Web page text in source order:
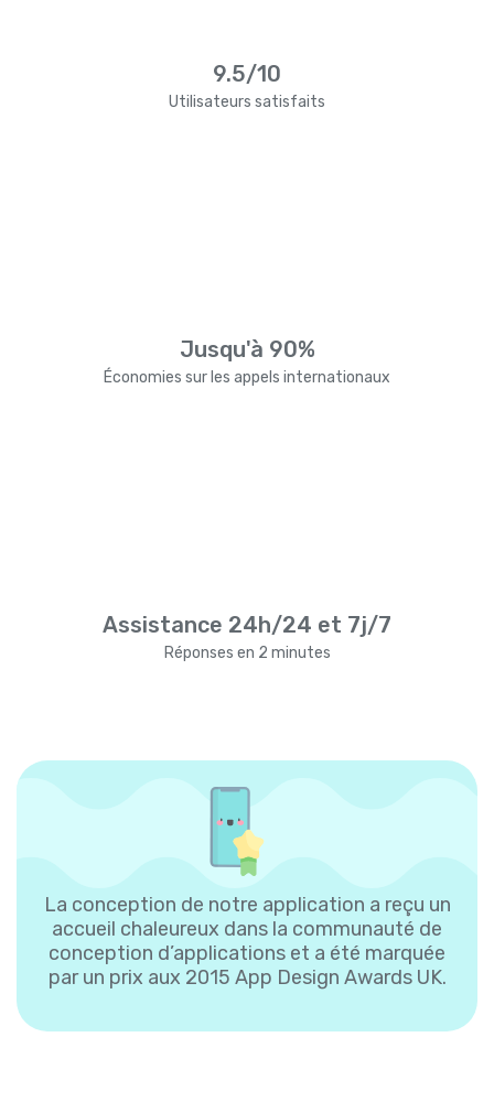
9.5/10
Utilisateurs satisfaits
Jusqu'à 90%
Économies sur les appels internationaux
Assistance 24h/24 et 7j/7
Réponses en 2 minutes
La conception de notre application a reçu un
accueil chaleureux dans la communauté de
conception d’applications et a été marquée
par un prix aux 2015 App Design Awards UK.